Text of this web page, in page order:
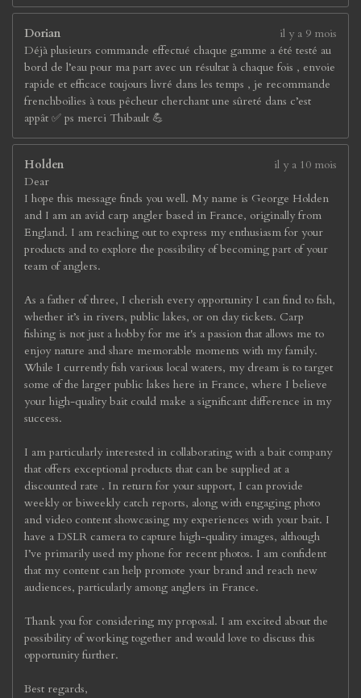
Dorian
il y a 9 mois
Déjà plusieurs commande effectué chaque gamme a été testé au
bord de l’eau pour ma part avec un résultat à chaque fois , envoie
rapide et efficace toujours livré dans les temps , je recommande
frenchboilies à tous pêcheur cherchant une sûreté dans c’est
appât ✅ ps merci Thibault 💪
Holden
il y a 10 mois
Dear
I hope this message finds you well. My name is George Holden
and I am an avid carp angler based in France, originally from
England. I am reaching out to express my enthusiasm for your
products and to explore the possibility of becoming part of your
team of anglers.
As a father of three, I cherish every opportunity I can find to fish,
whether it’s in rivers, public lakes, or on day tickets. Carp
fishing is not just a hobby for me it's a passion that allows me to
enjoy nature and share memorable moments with my family.
While I currently fish various local waters, my dream is to target
some of the larger public lakes here in France, where I believe
your high-quality bait could make a significant difference in my
success.
I am particularly interested in collaborating with a bait company
that offers exceptional products that can be supplied at a
discounted rate . In return for your support, I can provide
weekly or biweekly catch reports, along with engaging photo
and video content showcasing my experiences with your bait. I
have a DSLR camera to capture high-quality images, although
I’ve primarily used my phone for recent photos. I am confident
that my content can help promote your brand and reach new
audiences, particularly among anglers in France.
Thank you for considering my proposal. I am excited about the
possibility of working together and would love to discuss this
opportunity further.
Best regards,